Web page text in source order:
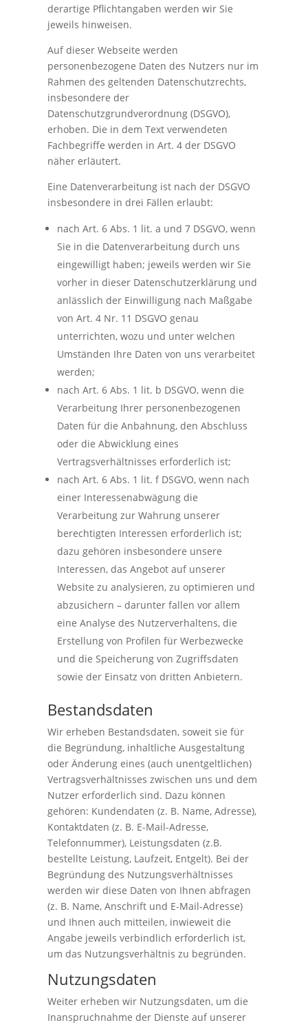
derartige Pflichtangaben werden wir Sie
jeweils hinweisen.
Auf dieser Webseite werden
personenbezogene Daten des Nutzers nur im
Rahmen des geltenden Datenschutzrechts,
insbesondere der
Datenschutzgrundverordnung (DSGVO),
erhoben. Die in dem Text verwendeten
Fachbegriffe werden in Art. 4 der DSGVO
näher erläutert.
Eine Datenverarbeitung ist nach der DSGVO
insbesondere in drei Fällen erlaubt:
nach Art. 6 Abs. 1 lit. a und 7 DSGVO, wenn
Sie in die Datenverarbeitung durch uns
eingewilligt haben; jeweils werden wir Sie
vorher in dieser Datenschutzerklärung und
anlässlich der Einwilligung nach Maßgabe
von Art. 4 Nr. 11 DSGVO genau
unterrichten, wozu und unter welchen
Umständen Ihre Daten von uns verarbeitet
werden;
nach Art. 6 Abs. 1 lit. b DSGVO, wenn die
Verarbeitung Ihrer personenbezogenen
Daten für die Anbahnung, den Abschluss
oder die Abwicklung eines
Vertragsverhältnisses erforderlich ist;
nach Art. 6 Abs. 1 lit. f DSGVO, wenn nach
einer Interessenabwägung die
Verarbeitung zur Wahrung unserer
berechtigten Interessen erforderlich ist;
dazu gehören insbesondere unsere
Interessen, das Angebot auf unserer
Website zu analysieren, zu optimieren und
abzusichern – darunter fallen vor allem
eine Analyse des Nutzerverhaltens, die
Erstellung von Profilen für Werbezwecke
und die Speicherung von Zugriffsdaten
sowie der Einsatz von dritten Anbietern.
Bestandsdaten
Wir erheben Bestandsdaten, soweit sie für
die Begründung, inhaltliche Ausgestaltung
oder Änderung eines (auch unentgeltlichen)
Vertragsverhältnisses zwischen uns und dem
Nutzer erforderlich sind. Dazu können
gehören: Kundendaten (z. B. Name, Adresse),
Kontaktdaten (z. B. E-Mail-Adresse,
Telefonnummer), Leistungsdaten (z.B.
bestellte Leistung, Laufzeit, Entgelt). Bei der
Begründung des Nutzungsverhältnisses
werden wir diese Daten von Ihnen abfragen
(z. B. Name, Anschrift und E-Mail-Adresse)
und Ihnen auch mitteilen, inwieweit die
Angabe jeweils verbindlich erforderlich ist,
um das Nutzungsverhältnis zu begründen.
Nutzungsdaten
Weiter erheben wir Nutzungsdaten, um die
Inanspruchnahme der Dienste auf unserer